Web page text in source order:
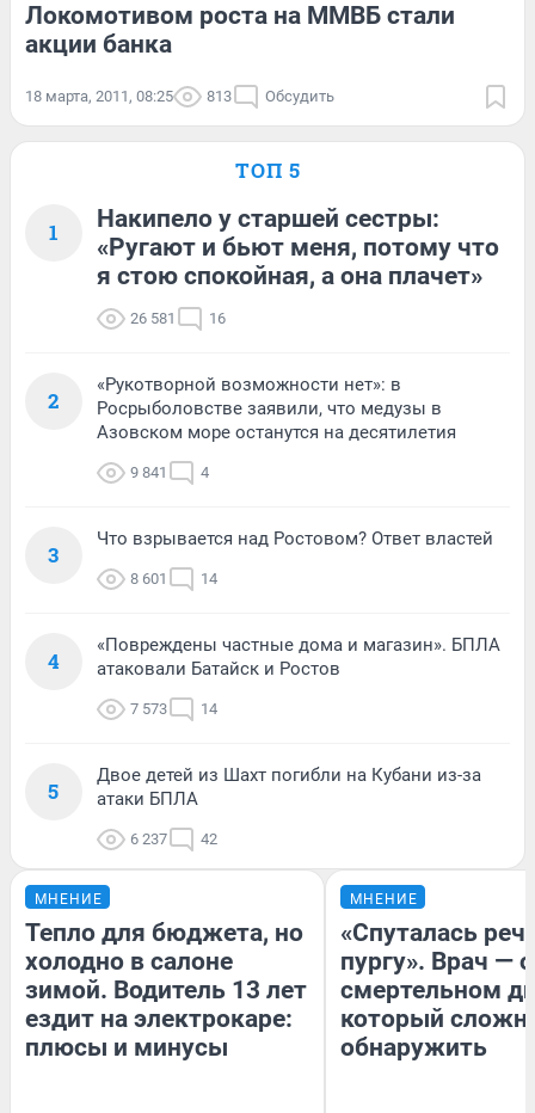
Локомотивом роста на ММВБ стали
акции банка
18 марта, 2011, 08:25 813 Обсудить
ТОП 5
1
Накипело у старшей сестры:
«Ругают и бьют меня, потому что
я стою спокойная, а она плачет»
26 581 16
2
«Рукотворной возможности нет»: в
Росрыболовстве заявили, что медузы в
Азовском море останутся на десятилетия
9 841 4
3
Что взрывается над Ростовом? Ответ властей
8 601 14
4
«Повреждены частные дома и магазин». БПЛА
атаковали Батайск и Ростов
7 573 14
5
Двое детей из Шахт погибли на Кубани из-за
атаки БПЛА
6 237 42
МНЕНИЕ
Тепло для бюджета, но
холодно в салоне
зимой. Водитель 13 лет
ездит на электрокаре:
плюсы и минусы
МНЕНИЕ
«Спуталась
пургу». Врач — о
смертельном
который
обнаружить